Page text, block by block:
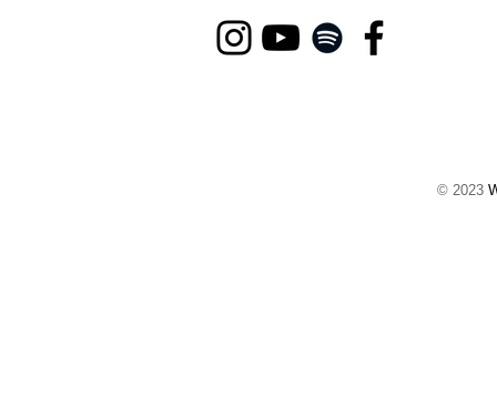
© 2023